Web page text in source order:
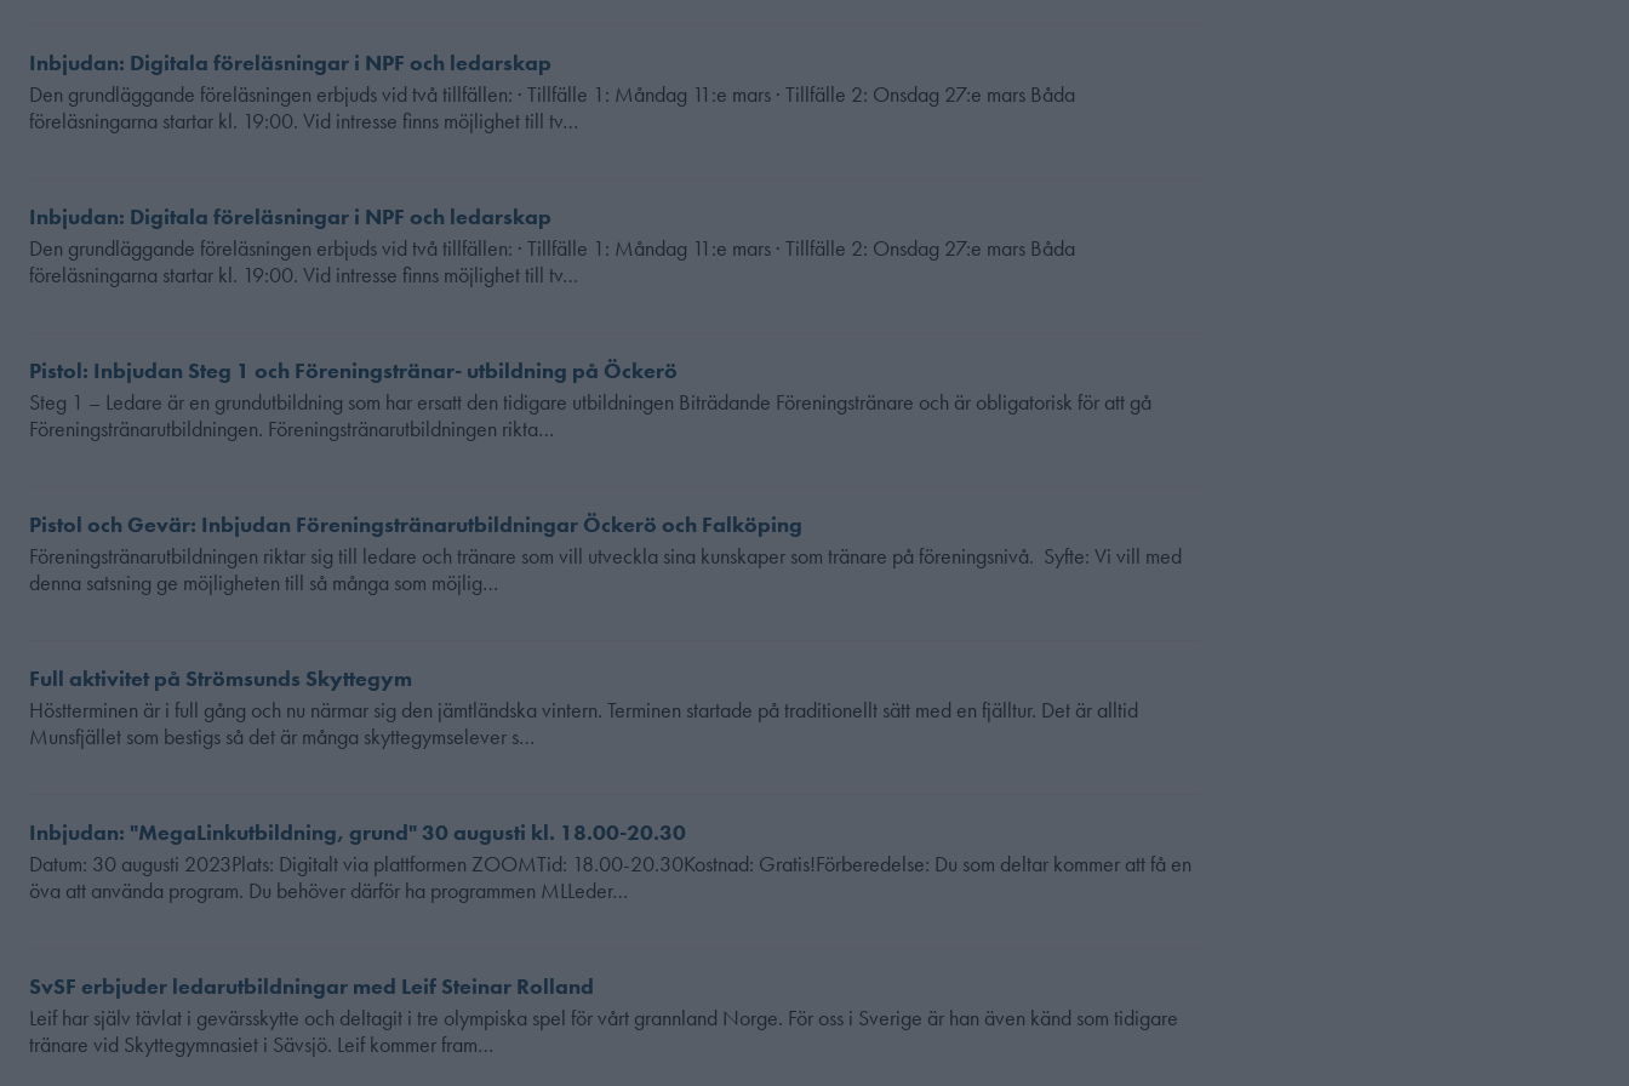
Inbjudan: Digitala föreläsningar i NPF och ledarskap
Den grundläggande föreläsningen erbjuds vid två tillfällen: · Tillfälle 1: Måndag 11:e mars · Tillfälle 2: Onsdag 27:e mars Båda
föreläsningarna startar kl. 19:00. Vid intresse finns möjlighet till tv…
Inbjudan: Digitala föreläsningar i NPF och ledarskap
Den grundläggande föreläsningen erbjuds vid två tillfällen: · Tillfälle 1: Måndag 11:e mars · Tillfälle 2: Onsdag 27:e mars Båda
föreläsningarna startar kl. 19:00. Vid intresse finns möjlighet till tv…
Pistol: Inbjudan Steg 1 och Föreningstränar- utbildning på Öckerö
Steg 1 – Ledare är en grundutbildning som har ersatt den tidigare utbildningen Biträdande Föreningstränare och är obligatorisk för att gå
Föreningstränarutbildningen. Föreningstränarutbildningen rikta…
Pistol och Gevär: Inbjudan Föreningstränarutbildningar Öckerö och Falköping
Föreningstränarutbildningen riktar sig till ledare och tränare som vill utveckla sina kunskaper som tränare på föreningsnivå. Syfte: Vi vill med
denna satsning ge möjligheten till så många som möjlig…
Full aktivitet på Strömsunds Skyttegym
Höstterminen är i full gång och nu närmar sig den jämtländska vintern. Terminen startade på traditionellt sätt med en fjälltur. Det är alltid
Munsfjället som bestigs så det är många skyttegymselever s…
Inbjudan: "MegaLinkutbildning, grund" 30 augusti kl. 18.00-20.30
Datum: 30 augusti 2023Plats: Digitalt via plattformen ZOOMTid: 18.00-20.30Kostnad: Gratis!Förberedelse: Du som deltar kommer att få en
öva att använda program. Du behöver därför ha programmen MLLeder…
SvSF erbjuder ledarutbildningar med Leif Steinar Rolland
Leif har själv tävlat i gevärsskytte och deltagit i tre olympiska spel för vårt grannland Norge. För oss i Sverige är han även känd som tidigare
tränare vid Skyttegymnasiet i Sävsjö. Leif kommer fram…